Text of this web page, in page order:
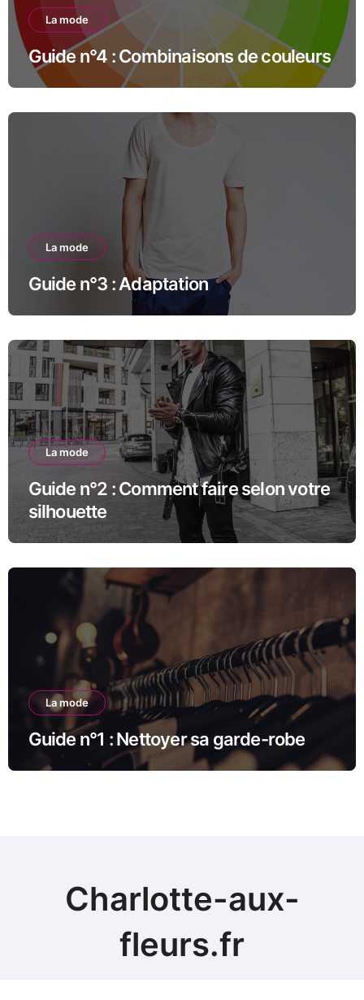
La mode
Guide n°4 : Combinaisons de couleurs
La mode
Guide n°3 : Adaptation
La mode
Guide n°2 : Comment faire selon votre
silhouette
La mode
Guide n°1 : Nettoyer sa garde-robe
Charlotte-aux-
fleurs.fr